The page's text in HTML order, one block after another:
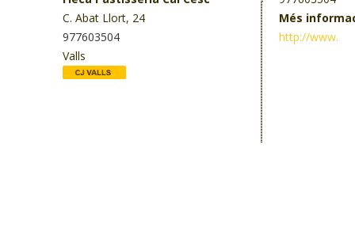
C. Abat Llort, 24
977603504
Valls
Més
http://www.